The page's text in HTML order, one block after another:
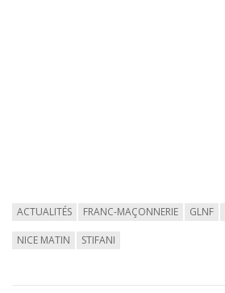
ACTUALITÉS FRANC-MAÇONNERIE GLNF
NICE MATIN STIFANI